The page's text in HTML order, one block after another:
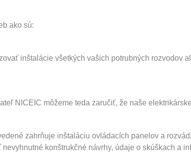
ako sú:
inštalácie všetkých vašich potrubných rozvodov
NICEIC môžeme teda zaručiť, že naše
zahrňuje inštaláciu ovládacích panelov a
konštrukčné návrhy, údaje o skúškach a